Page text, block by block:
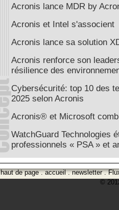
Acronis lance MDR by
Acronis et Intel s'associent
Acronis lance sa solution
Acronis renforce son
résilience des
Cybersécurité: top 10 des
2025 selon Acronis
Acronis® et Microsoft
WatchGuard Technologies
professionnels « PSA » et
haut de page.accueil.newsletter.
©